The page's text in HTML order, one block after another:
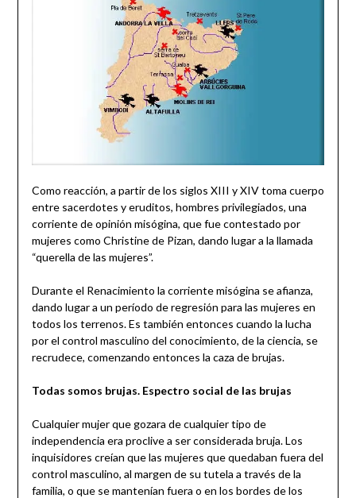
Como reacción, a partir de los siglos XIII y XIV toma cuerpo
entre sacerdotes y eruditos, hombres privilegiados, una
corriente de opinión misógina, que fue contestado por
mujeres como Christine de Pizan, dando lugar a la llamada
“querella de las mujeres”.
Durante el Renacimiento la corriente misógina se afianza,
dando lugar a un período de regresión para las mujeres en
todos los terrenos. Es también entonces cuando la lucha
por el control masculino del conocimiento, de la ciencia, se
recrudece, comenzando entonces la caza de brujas.
Todas somos brujas. Espectro social de las brujas
Cualquier mujer que gozara de cualquier tipo de
independencia era proclive a ser considerada bruja. Los
inquisidores creían que las mujeres que quedaban fuera del
control masculino, al margen de su tutela a través de la
familia, o que se mantenían fuera o en los bordes de los